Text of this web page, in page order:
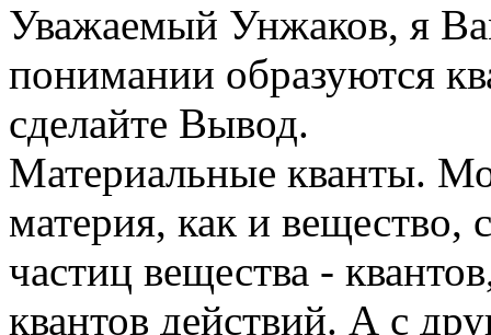
Уважаемый Унжаков, я
понимании образуются
сделайте Вывод.
Материальные кванты.
материя, как и вещество,
частиц вещества -
квантов действий. А с